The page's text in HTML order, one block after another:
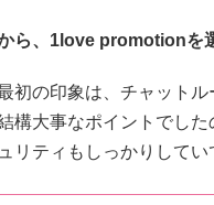
ら、1love promotionを
初の印象は、チャットル
構大事なポイントでした
リティもしっかりして